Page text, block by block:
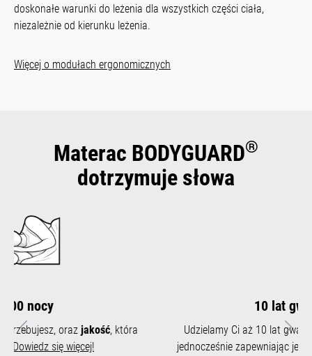
doskonałe warunki do leżenia dla wszystkich części ciała,
niezależnie od kierunku leżenia.
Więcej o modułach ergonomicznych
Materac BODYGUARD®
dotrzymuje słowa
Udzielamy Ci aż 10 lat gwarancji na rdzeń materaca,
jednocześnie zapewniając jego
długotrwałą żywotność.
Poprzedni